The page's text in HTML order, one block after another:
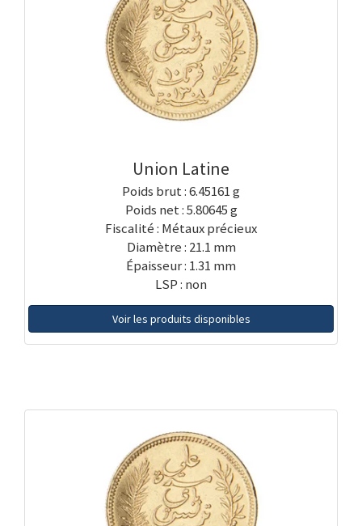
Union Latine
Poids brut : 6.45161 g
Poids net : 5.80645 g
Fiscalité : Métaux précieux
Diamètre : 21.1 mm
Épaisseur : 1.31 mm
LSP : non
Voir les produits disponibles